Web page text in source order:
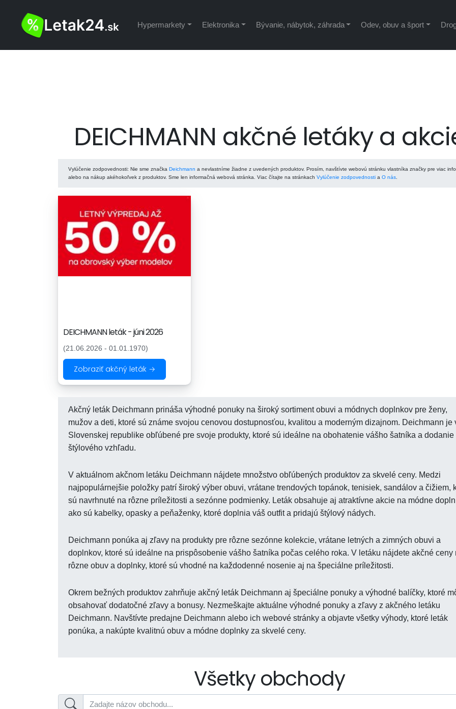
Hypermarkety Elektronika Bývanie, nábytok, záhrada Odev, obuv a šport
DEICHMANN akčné letáky a
Vylúčenie zodpovednosti: Nie sme značka Deichmann a nevlastníme žiadne z uvedených produktov. Prosím, navštívte webovú stránku vlastníka značky pre viac
alebo na nákup akéhokoľvek z produktov. Sme len informačná webová stránka. Viac čítajte na stránkach Vylúčenie zodpovednosti a O nás
DEICHMANN leták - júni 2026
(21.06.2026 - 01.01.1970)
Zobraziť akčný leták →
Akčný leták Deichmann prináša výhodné ponuky na široký sortiment obuvi a módnych doplnkov pre ženy,
mužov a deti, ktoré sú známe svojou cenovou dostupnosťou, kvalitou a moderným dizajnom. Deichmann je
Slovenskej republike obľúbené pre svoje produkty, ktoré sú ideálne na obohatenie vášho šatníka a dodanie
štýlového vzhľadu.
V aktuálnom akčnom letáku Deichmann nájdete množstvo obľúbených produktov za skvelé ceny. Medzi
najpopulárnejšie položky patrí široký výber obuvi, vrátane trendových topánok, tenisiek, sandálov a čižiem,
sú navrhnuté na rôzne príležitosti a sezónne podmienky. Leták obsahuje aj atraktívne akcie na módne
ako sú kabelky, opasky a peňaženky, ktoré doplnia váš outfit a pridajú štýlový nádych.
Deichmann ponúka aj zľavy na produkty pre rôzne sezónne kolekcie, vrátane letných a zimných obuvi a
doplnkov, ktoré sú ideálne na prispôsobenie vášho šatníka počas celého roka. V letáku nájdete akčné ceny
rôzne obuv a doplnky, ktoré sú vhodné na každodenné nosenie aj na špeciálne príležitosti.
Okrem bežných produktov zahrňuje akčný leták Deichmann aj špeciálne ponuky a výhodné balíčky, ktoré
obsahovať dodatočné zľavy a bonusy. Nezmeškajte aktuálne výhodné ponuky a zľavy z akčného letáku
Deichmann. Navštívte predajne Deichmann alebo ich webové stránky a objavte všetky výhody, ktoré leták
ponúka, a nakúpte kvalitnú obuv a módne doplnky za skvelé ceny.
Všetky obchody